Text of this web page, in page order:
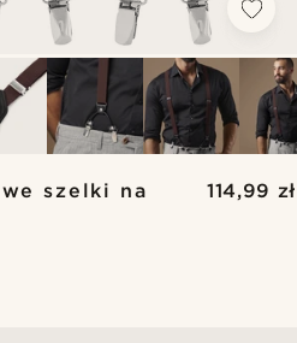
szelki na
114,99 zł